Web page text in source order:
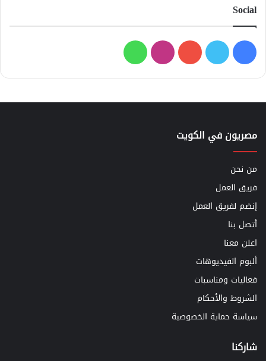
Social
فيسبوك
تويتر يوتيوبانستقرامواتساب
مصريون في الكويت
من نحن
فريق العمل
إنضم لفريق العمل
أتصل بنا
اعلن معنا
ألبوم الفيديوهات
فعاليات ومناسبات
الشروط والأحكام
سياسة حماية الخصوصية
شاركنا